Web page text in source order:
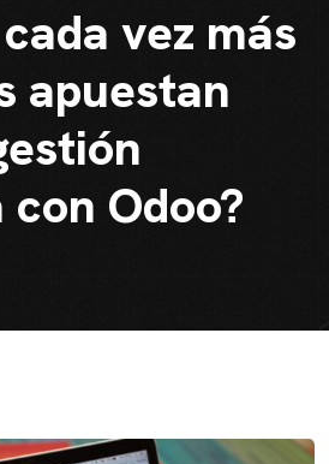
vez más
apuestan
Odoo?